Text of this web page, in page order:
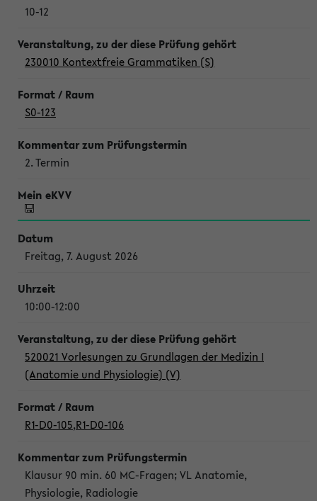
10-12
230010 Kontextfreie Grammatiken (S)
S0-123
2. Termin
Freitag, 7. August 2026
10:00-12:00
520021 Vorlesungen zu Grundlagen der Medizin I
(Anatomie und Physiologie) (V)
R1-D0-105,R1-D0-106
Klausur 90 min. 60 MC-Fragen; VL Anatomie,
Physiologie, Radiologie